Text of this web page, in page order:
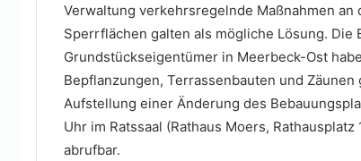
Verwaltung verkehrsregelnde Maßnahmen
Sperrflächen galten als mögliche Lösung.
Grundstückseigentümer in Meerbeck-Ost
Bepflanzungen, Terrassenbauten und
Aufstellung einer Änderung des
Uhr im Ratssaal (Rathaus Moers,
abrufbar.